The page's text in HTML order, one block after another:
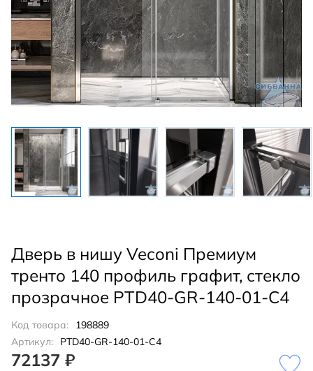
Дверь в нишу Veconi Премиум
тренто 140 профиль графит, стекло
прозрачное PTD40-GR-140-01-C4
Код товара:
198889
Артикул:
PTD40-GR-140-01-C4
72137 ₽